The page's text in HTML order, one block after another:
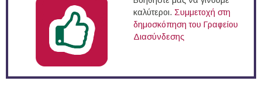
καλύτεροι. Συμμετοχή στη
δημοσκόπηση του Γραφείου
Διασύνδεσης